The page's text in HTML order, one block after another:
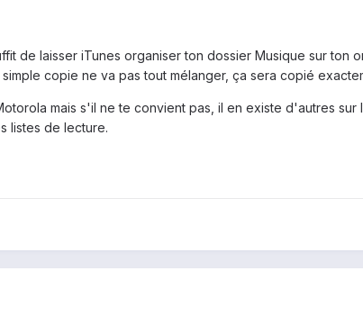
de laisser iTunes organiser ton dossier Musique sur
copie ne va pas tout mélanger, ça sera copié
mais s'il ne te convient pas, il en existe d'autres
listes de lecture.